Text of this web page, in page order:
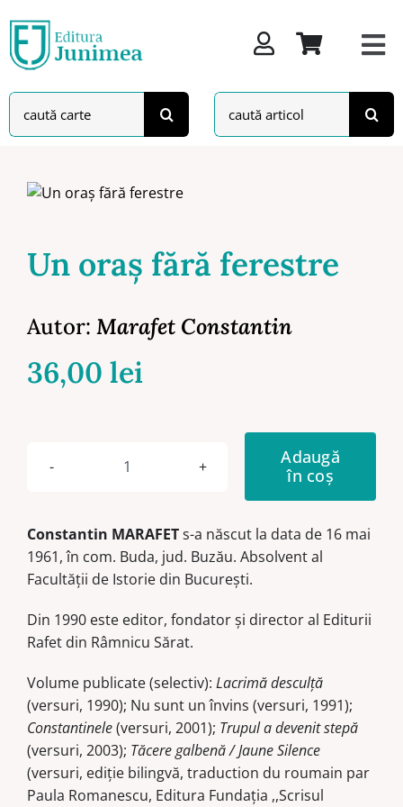
to
content
Search
for:
Search
for:
Un oraș fără ferestre
Autor: Marafet Constantin
36,00 lei
Cantitate
fără
ferestre
Adaugă
în coș
Constantin MARAFETs-a născut la data de 16 mai
1961, în com. Buda, jud. Buzău. Absolvent al
Facultăţii de Istorie din Bucureşti.
Din 1990 este editor, fondator şi director al Editurii
Rafet din Râmnicu Sărat.
Volume publicate (selectiv): Lacrimă desculţă
(versuri, 1990); Nu sunt un învins (versuri, 1991);
Constantinele(versuri, 2001); Trupul a devenit stepă
(versuri, 2003); Tăcere galbenă / Jaune Silence
(versuri, ediţie bilingvă, traduction du roumain par
Paula Romanescu, Editura Fundaţia ,,Scrisul